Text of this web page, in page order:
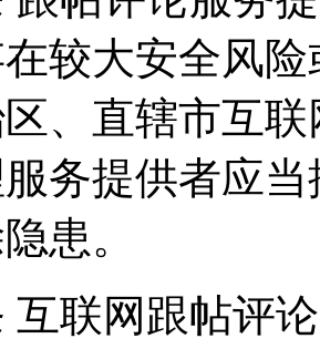
较大安全风
、直辖市互
务提供者应
患。
互联网跟帖评